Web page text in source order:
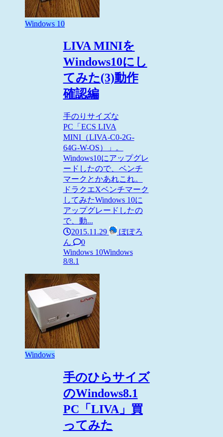
Windows 10
LIVA MINIを
Windows10にし
てみた(3)動作
確認編
手のりサイズな
PC「ECS LIVA
MINI（LIVA-C0-2G-
64G-W-OS）」。
Windows10にアップグレ
ードしたので、ベンチ
マークとかあれこれ。
ドラクエXベンチマーク
してみたWindows 10に
アップグレードしたの
で、動...
2015.11.29
ぽぽろ
ん
0
Windows 10Windows
8/8.1
Windows
手のひらサイズ
のWindows8.1
PC「LIVA」買
ってみた